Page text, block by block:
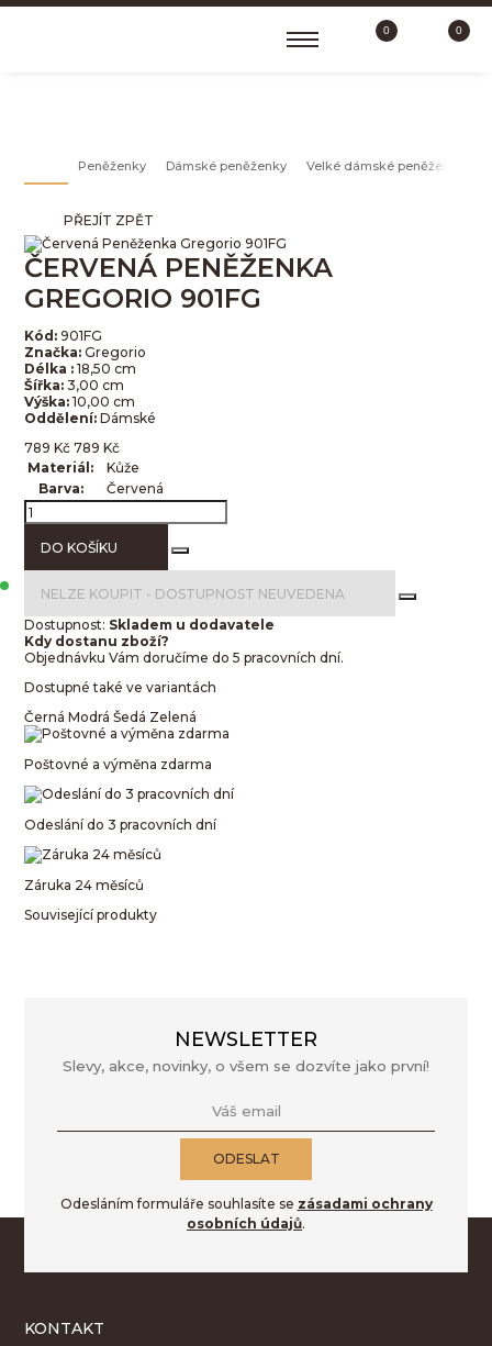
0 0
VELKÉ DÁMSKÉ PENĚŽENKY
Peněženky Dámské peněženky Velké dámské peněženky
PŘEJÍT ZPĚT
ČERVENÁ PENĚŽENKA
GREGORIO 901FG
Kód: 901FG
Značka: Gregorio
Délka :18,50 cm
Šířka:3,00 cm
Výška:10,00 cm
Oddělení:Dámské
789 Kč 789 Kč
Materiál:
Kůže
Barva:
Červená
DO KOŠÍKU
NELZE KOUPIT - DOSTUPNOST NEUVEDENA
Dostupnost: Skladem u dodavatele
Kdy dostanu zboží?
Objednávku Vám doručíme do 5 pracovních dní.
Dostupné také ve variantách
Černá Modrá Šedá Zelená
Poštovné a výměna zdarma
Odeslání do 3 pracovních dní
Záruka 24 měsíců
Související produkty
NEWSLETTER
Slevy, akce, novinky, o všem se dozvíte jako první!
Váš email
ODESLAT
Odesláním formuláře souhlasíte se zásadami ochrany
osobních údajů.
KONTAKT